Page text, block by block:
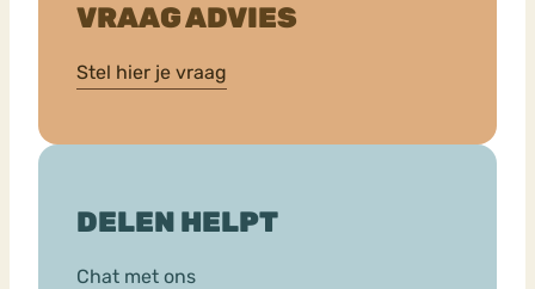
VRAAG ADVIES
Stel hier je vraag
DELEN HELPT
Chat met ons